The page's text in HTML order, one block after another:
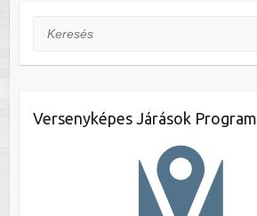
Keresés
Versenyképes Járások Program